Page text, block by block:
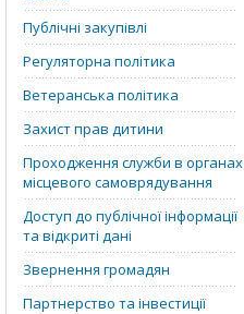
Публічні закупівлі
Регуляторна політика
Ветеранська політика
Захист прав дитини
Проходження служби в органах
місцевого самоврядування
Доступ до публічної інформації
та відкриті дані
Звернення громадян
Партнерство та інвестиції